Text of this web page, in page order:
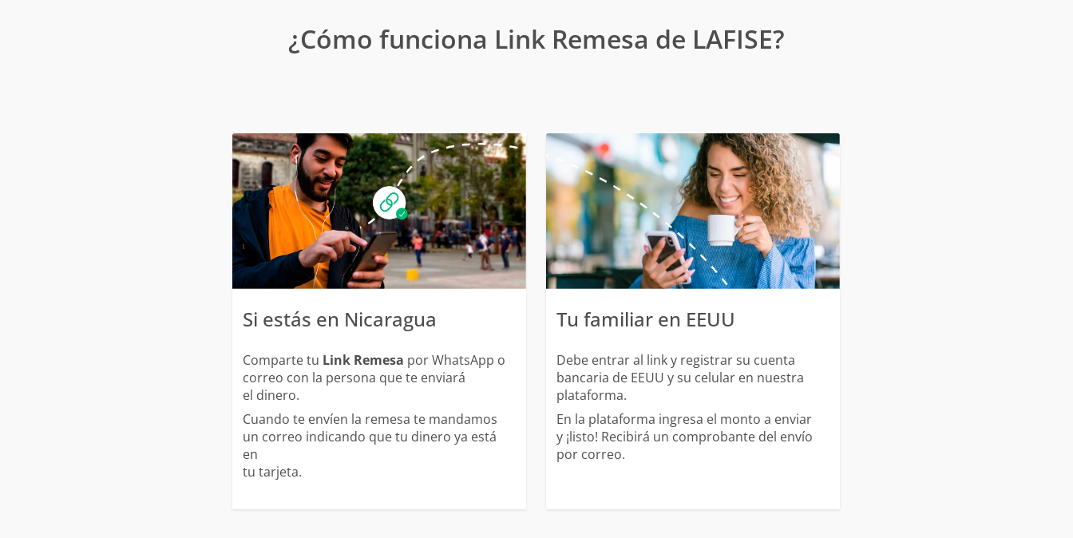
¿Cómo funciona Link Remesa de LAFISE?
Si estás en Nicaragua
Comparte tu Link Remesa por WhatsApp o
correo con la persona que te enviará
el dinero.
Cuando te envíen la remesa te mandamos
un correo indicando que tu dinero ya está
en
tu tarjeta.
Tu familiar en EEUU
Debe entrar al link y registrar su cuenta
bancaria de EEUU y su celular en nuestra
plataforma.
En la plataforma ingresa el monto a enviar
y ¡listo! Recibirá un comprobante del envío
por correo.